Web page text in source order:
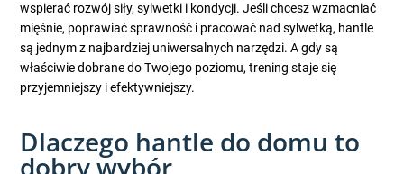
wspierać rozwój siły, sylwetki i kondycji. Jeśli chcesz wzmacniać
mięśnie, poprawiać sprawność i pracować nad sylwetką, hantle
są jednym z najbardziej uniwersalnych narzędzi. A gdy są
właściwie dobrane do Twojego poziomu, trening staje się
przyjemniejszy i efektywniejszy.
Dlaczego hantle do domu to
dobry wybór